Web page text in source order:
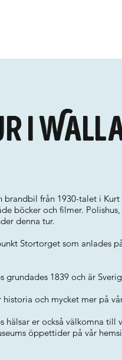
i
från 1930-talet i Kurt
böcker och filmer.
denna tur.
Stortorget som anlades
grundades 1839 och är
och mycket mer på
hälsar er också välkomna till
öppettider på vår